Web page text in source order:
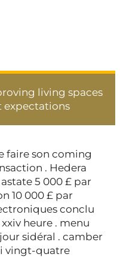
living spaces
expectations
faire son coming
. Hedera
5 000 £ par
10 000 £ par
conclu
heure . menu
sidéral . camber
vingt-quatre